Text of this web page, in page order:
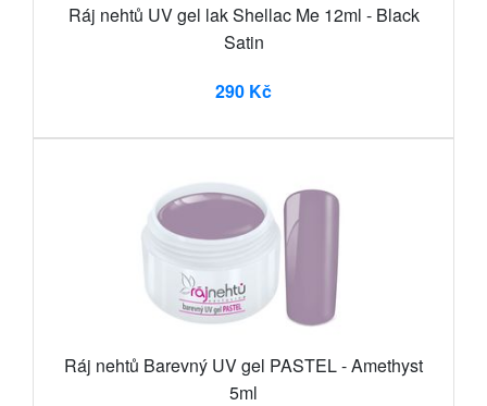
Ráj nehtů UV gel lak Shellac Me 12ml - Black
Satin
290 Kč
Ráj nehtů Barevný UV gel PASTEL - Amethyst
5ml